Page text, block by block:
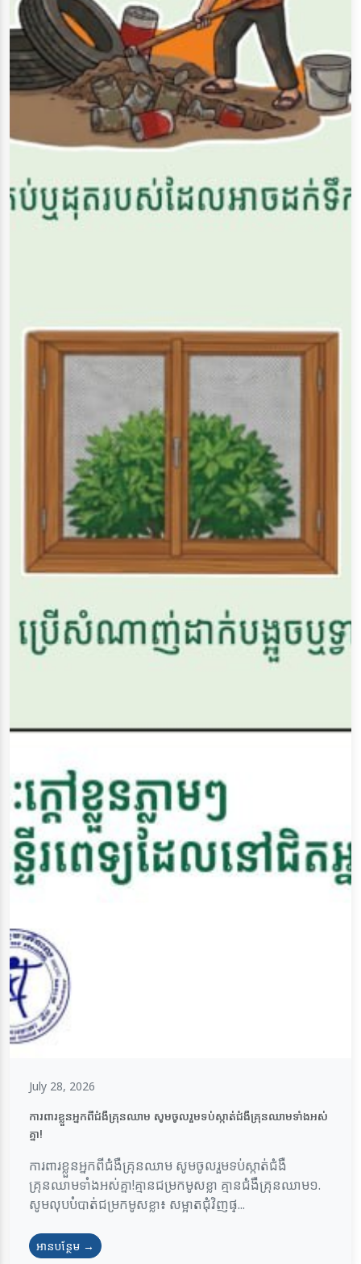
July 28, 2026
ការពារខ្លួនអ្នកពីជំងឺគ្រុនឈាម សូមចូលរួមទប់ស្កាត់ជំងឺគ្រុនឈាមទាំងអស់
គ្នា!
ការពារខ្លួនអ្នកពីជំងឺគ្រុនឈាម សូមចូលរួមទប់ស្កាត់ជំងឺ
គ្រុនឈាមទាំងអស់គ្នា!គ្មានជម្រកមូសខ្លា គ្មានជំងឺគ្រុនឈាម១.
សូមលុបបំបាត់ជម្រកមូសខ្លា៖ សម្អាតជុំវិញផ្...
អានបន្ថែម →